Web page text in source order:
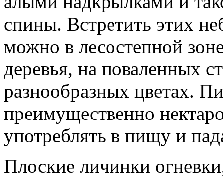
спины. Встретить этих
можно в лесостепной
деревья, на поваленных
разнообразных цветах.
преимущественно
употреблять в пищу и
Плоские личинки